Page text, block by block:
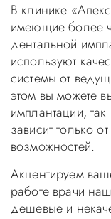
В клинике
имеющие более
дентальной
используют
системы от
этом вы можете
имплантации,
зависит только
возможностей.
Акцентируем
работе врачи
дешевые и